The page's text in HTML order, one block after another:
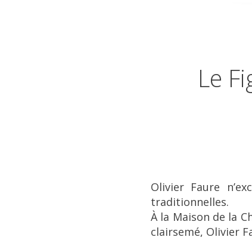
Le
Olivier Faure
traditionnelles.
À la Maison de la
clairsemé, Olivier